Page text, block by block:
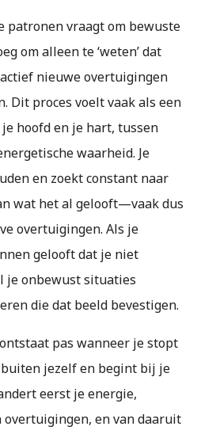
patronen vraagt om bewuste
om alleen te ‘weten’ dat
nieuwe overtuigingen
Dit proces voelt vaak als een
hoofd en je hart, tussen
waarheid. Je
en zoekt constant naar
wat het al gelooft—vaak dus
overtuigingen. Als je
gelooft dat je niet
je onbewust situaties
die dat beeld bevestigen.
pas wanneer je stopt
jezelf en begint bij je
eerst je energie,
overtuigingen, en van daaruit